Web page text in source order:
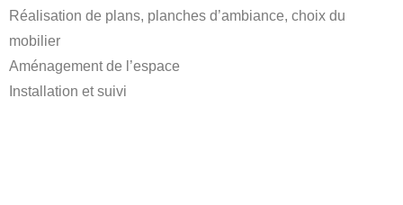
Réalisation de plans, planches d’ambiance, choix du
mobilier
Aménagement de l’espace
Installation et suivi